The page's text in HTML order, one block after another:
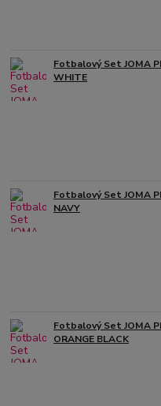
Fotbalový Set JOMA
WHITE
Fotbalový Set JOMA
NAVY
Fotbalový Set JOMA
ORANGE BLACK